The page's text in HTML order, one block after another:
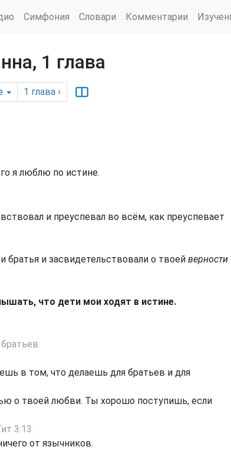
Симфония Словари Комментарии
1 глава
1 глава ›
я люблю по истине.
и преуспевал во всём, как преуспевает
братья и засвидетельствовали о твоей верности
что дети мои ходят в истине.
в том, что делаешь для братьев и для
о твоей любви. Ты хорошо поступишь, если
3:13.
от язычников.